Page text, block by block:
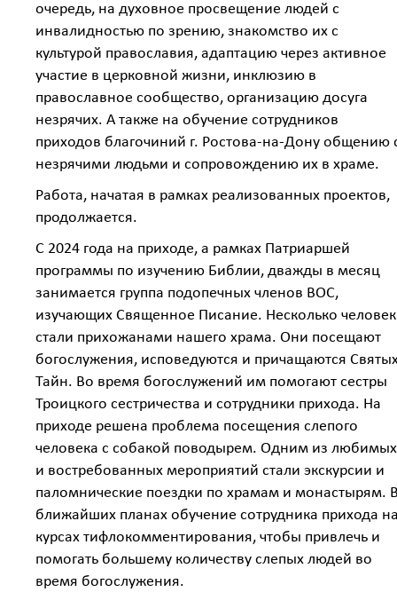
очередь, на духовное просвещение людей с
инвалидностью по зрению, знакомство их с
культурой православия, адаптацию через активное
участие в церковной жизни, инклюзию в
православное сообщество, организацию досуга
незрячих. А также на обучение сотрудников
приходов благочиний г. Ростова-на-Дону общению
незрячими людьми и сопровождению их в храме.
Работа, начатая в рамках реализованных проектов,
продолжается.
С 2024 года на приходе, а рамках Патриаршей
программы по изучению Библии, дважды в месяц
занимается группа подопечных членов ВОС,
изучающих Священное Писание. Несколько человек
стали прихожанами нашего храма. Они посещают
богослужения, исповедуются и причащаются
Тайн. Во время богослужений им помогают сестры
Троицкого сестричества и сотрудники прихода. На
приходе решена проблема посещения слепого
человека с собакой поводырем. Одним из любимых
и востребованных мероприятий стали экскурсии и
паломнические поездки по храмам и монастырям.
ближайших планах обучение сотрудника прихода
курсах тифлокомментирования, чтобы привлечь и
помогать большему количеству слепых людей во
время богослужения.